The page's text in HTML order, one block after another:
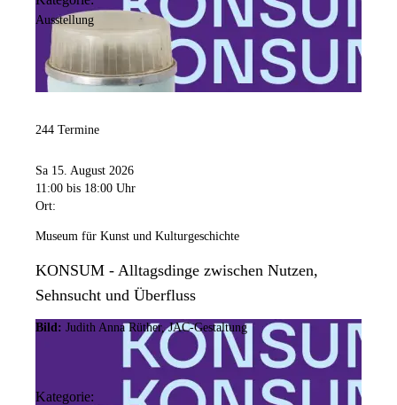
Ausstellung
244 Termine
Sa 15. August 2026
11:00 bis 18:00 Uhr
Ort:
Museum für Kunst und Kulturgeschichte
KONSUM - Alltagsdinge zwischen Nutzen,
Sehnsucht und Überfluss
Bild: Judith Anna Rüther, JAC-Gestaltung
Kategorie: